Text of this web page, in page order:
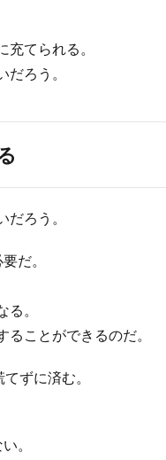
てられる。
ろう。
ろう。
だ。
。
ことができるのだ。
ずに済む。
。